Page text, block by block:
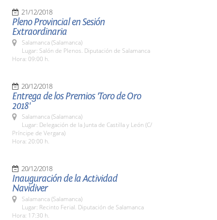
21/12/2018
Pleno Provincial en Sesión
Extraordinaria
Salamanca (Salamanca)
Lugar: Salón de Plenos. Diputación de Salamanca
Hora: 09:00 h.
20/12/2018
Entrega de los Premios 'Toro de Oro
2018'
Salamanca (Salamanca)
Lugar: Delegación de la Junta de Castilla y León (C/
Príncipe de Vergara)
Hora: 20:00 h.
20/12/2018
Inauguración de la Actividad
Navidiver
Salamanca (Salamanca)
Lugar: Recinto Ferial. Diputación de Salamanca
Hora: 17:30 h.